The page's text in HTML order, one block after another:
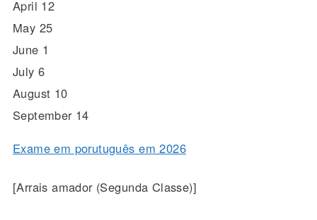
April 12
May 25
June 1
July 6
August 10
September 14
Exame em porutuguês em 2026
[Arrais amador (Segunda Classe)]